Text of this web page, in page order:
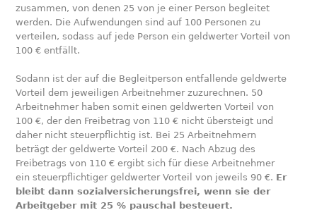
zusammen, von denen 25 von je einer Person begleitet
werden. Die Aufwendungen sind auf 100 Personen zu
verteilen, sodass auf jede Person ein geldwerter Vorteil von
100 € entfällt.
Sodann ist der auf die Begleitperson entfallende geldwerte
Vorteil dem jeweiligen Arbeitnehmer zuzurechnen. 50
Arbeitnehmer haben somit einen geldwerten Vorteil von
100 €, der den Freibetrag von 110 € nicht übersteigt und
daher nicht steuerpflichtig ist. Bei 25 Arbeitnehmern
beträgt der geldwerte Vorteil 200 €. Nach Abzug des
Freibetrags von 110 € ergibt sich für diese Arbeitnehmer
ein steuerpflichtiger geldwerter Vorteil von jeweils 90 €. Er
bleibt dann sozialversicherungsfrei, wenn sie der
Arbeitgeber mit 25 % pauschal besteuert.